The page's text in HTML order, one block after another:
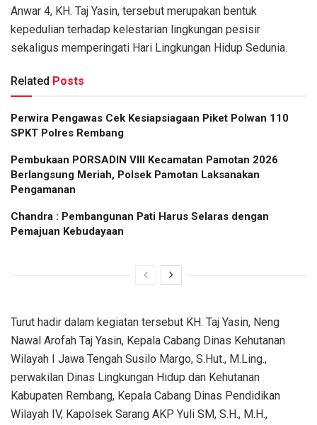
Anwar 4, KH. Taj Yasin, tersebut merupakan bentuk
kepedulian terhadap kelestarian lingkungan pesisir
sekaligus memperingati Hari Lingkungan Hidup Sedunia.
Related Posts
Perwira Pengawas Cek Kesiapsiagaan Piket Polwan 110
SPKT Polres Rembang
Pembukaan PORSADIN VIII Kecamatan Pamotan 2026
Berlangsung Meriah, Polsek Pamotan Laksanakan
Pengamanan
Chandra : Pembangunan Pati Harus Selaras dengan
Pemajuan Kebudayaan
Turut hadir dalam kegiatan tersebut KH. Taj Yasin, Neng
Nawal Arofah Taj Yasin, Kepala Cabang Dinas Kehutanan
Wilayah I Jawa Tengah Susilo Margo, S.Hut., M.Ling.,
perwakilan Dinas Lingkungan Hidup dan Kehutanan
Kabupaten Rembang, Kepala Cabang Dinas Pendidikan
Wilayah IV, Kapolsek Sarang AKP Yuli SM, S.H., M.H.,